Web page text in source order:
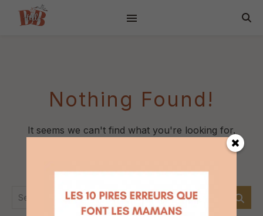
Nothing Found!
It seems we can't find what you're looking for.